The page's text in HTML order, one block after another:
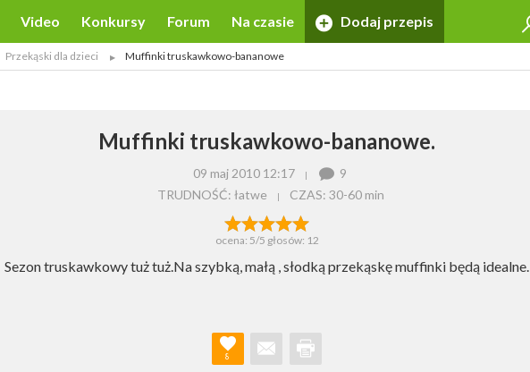
Video Konkursy Forum Na czasie Dodaj przepis
Przekąski dla dzieci Muffinki truskawkowo-bananowe
Muffinki truskawkowo-bananowe.
09 maj 2010 12:17
9
TRUDNOŚĆ: łatwe
CZAS: 30-60 min
ocena: 5/5 głosów: 12
Sezon truskawkowy tuż tuż.Na szybką, małą , słodką przekąskę muffinki będą idealne.
8